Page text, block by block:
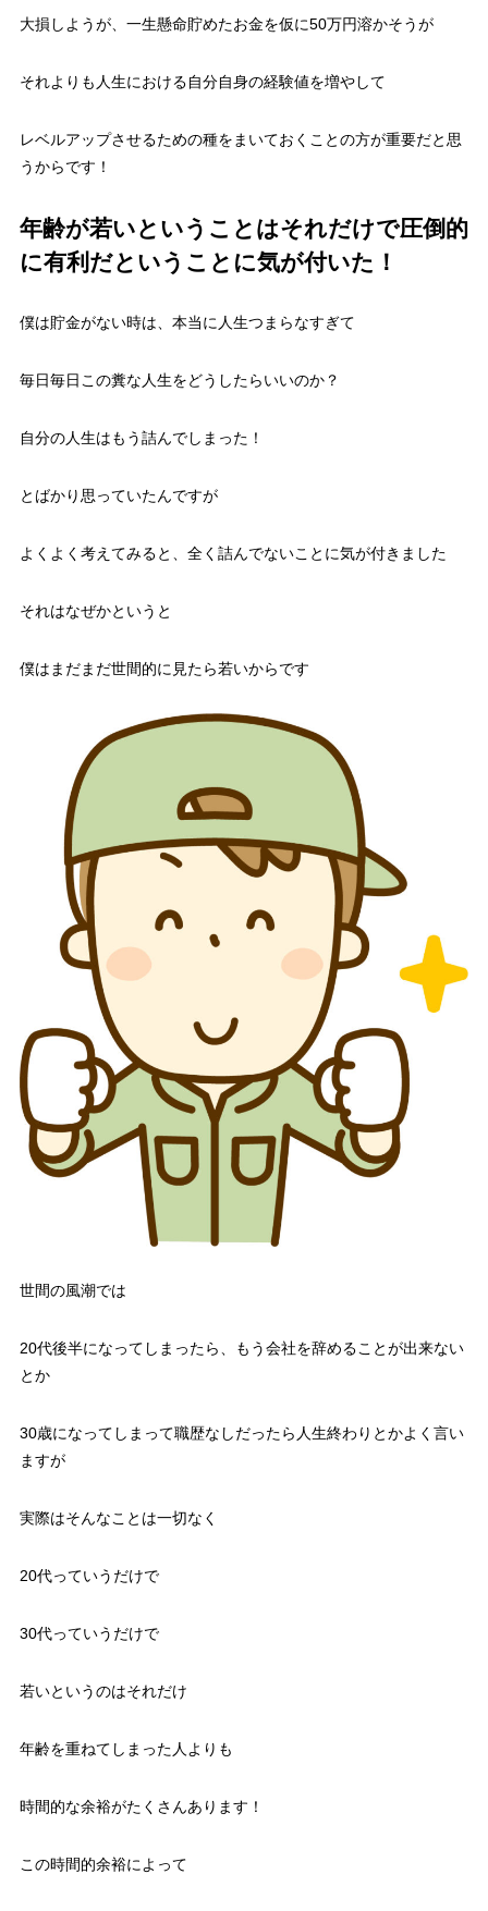
大損しようが、一生懸命貯めたお金を仮に50万円溶かそうが
それよりも 人生における自分自身の経験値を増やして
レベルアップさせるための種をまいておくことの方が重要だと思
うからです！
年齢が若いということはそれだけで圧倒的
に有利だということに気が付いた！
僕は貯金がない時は、本当に人生つまらなすぎて
毎日毎日この糞な人生をどうしたらいいのか？
自分の人生はもう詰んでしまった！
とばかり思っていたんですが
よくよく考えてみると、全く詰んでないことに気が付きました
それはなぜかというと
僕はまだまだ世間的に見たら若いからです
世間の風潮では
20代後半になってしまったら、もう会社を辞めることが出来ない
とか
30歳になってしまって職歴なしだったら人生終わりとかよく言い
ますが
実際はそんなことは一切なく
20代っていうだけで
30代っていうだけで
若いというのはそれだけ
年齢を重ねてしまった人よりも
時間的な余裕がたくさんあります！
この時間的余裕によって